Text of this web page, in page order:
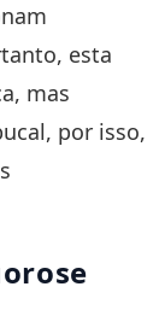
esta
mas
por isso,